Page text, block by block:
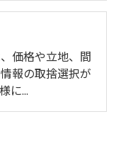
価格や立地、間
報の取捨選択が
に…